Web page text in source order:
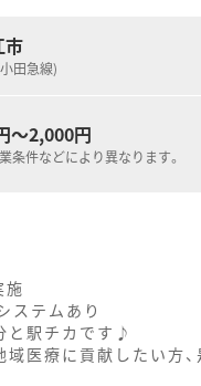
市
田急線)
～2,000円
条件などにより異なります。
施
ステムあり
と駅チカです♪
医療に貢献したい方